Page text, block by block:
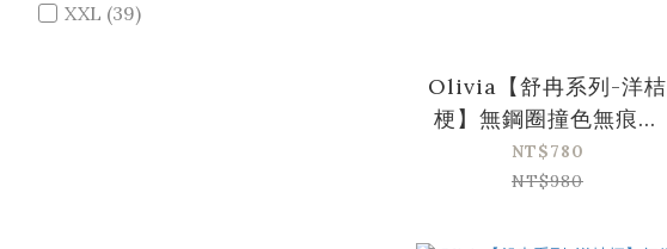
XXL (39)
Olivia【舒冉系列-洋桔
梗】無鋼圈撞色無痕輕
氧零感內衣-紫紅色
NT$780
NT$980